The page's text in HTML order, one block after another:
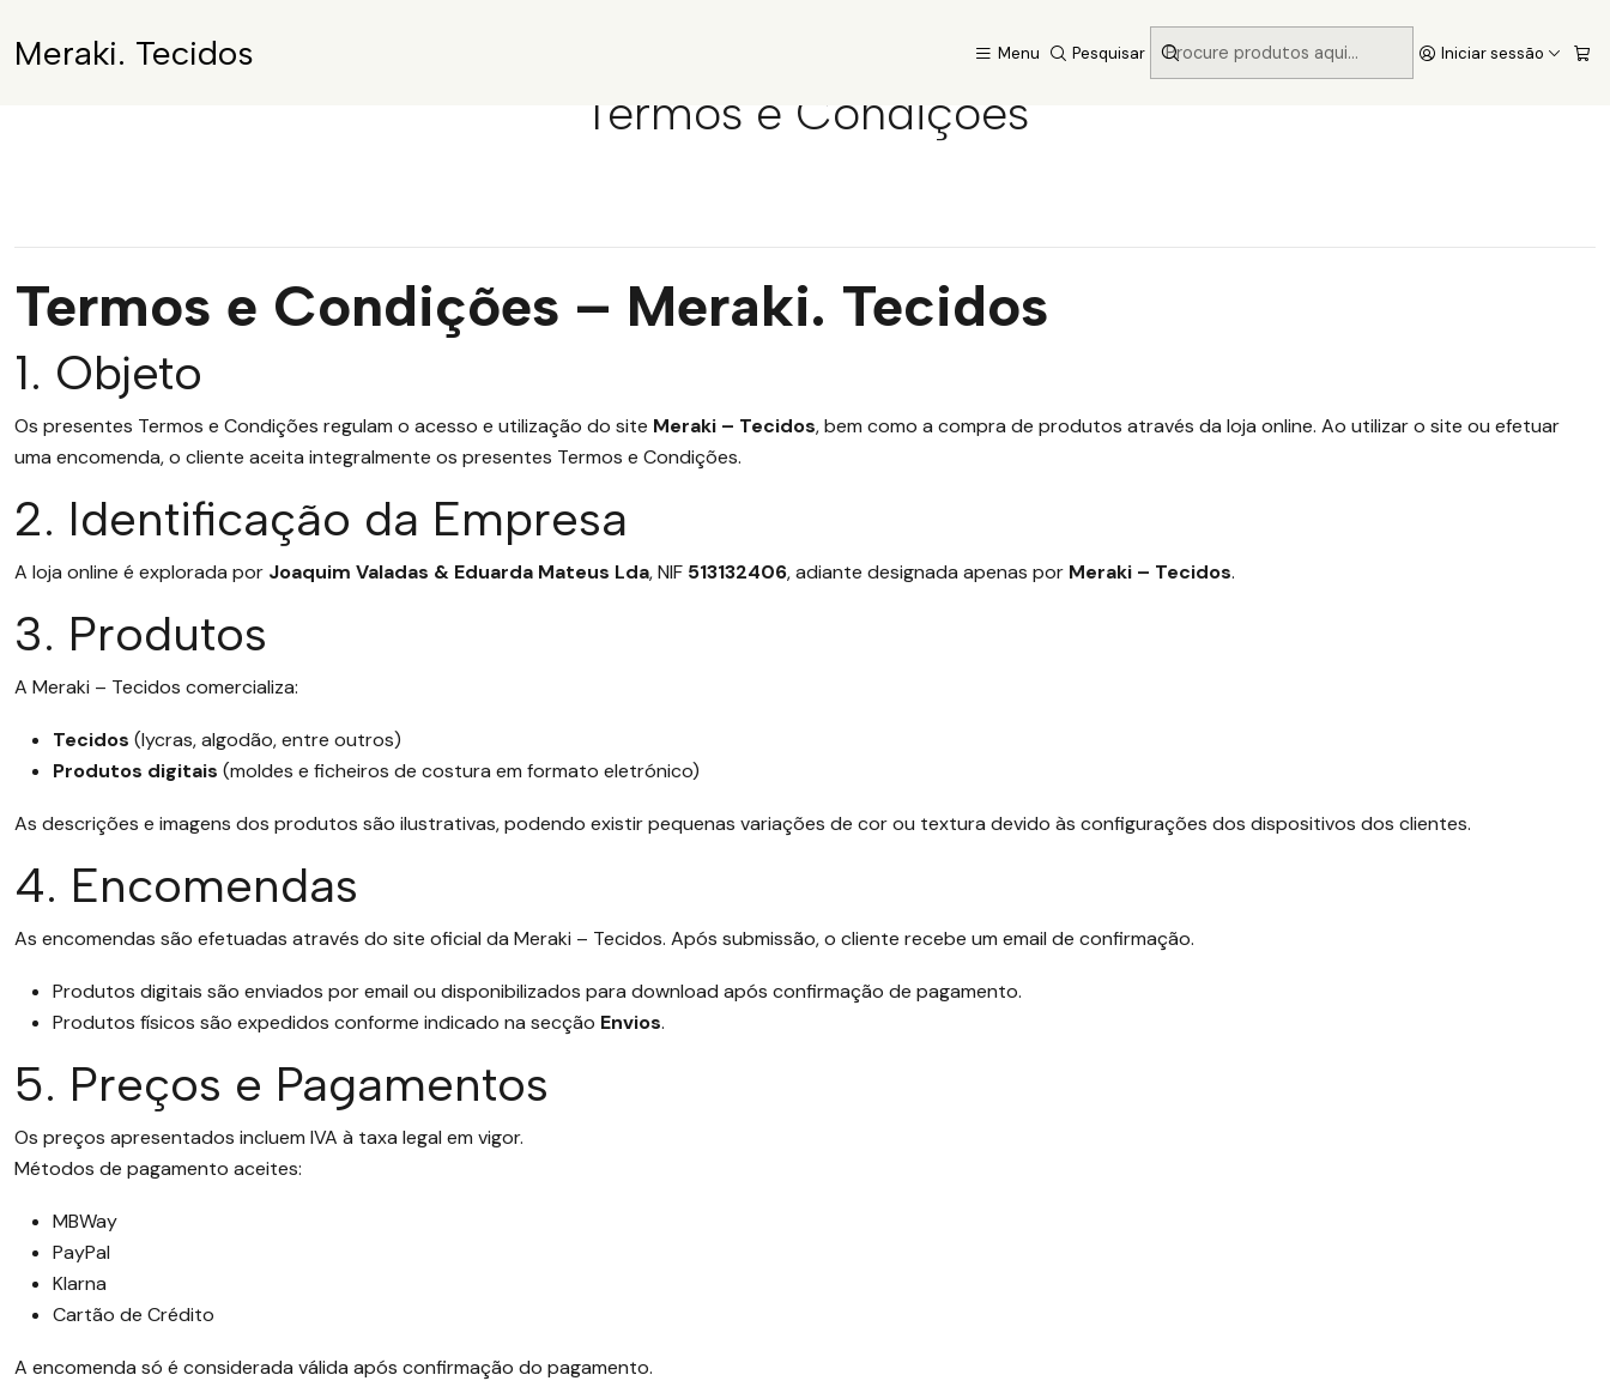
Meraki. Tecidos Menu Pesquisar Iniciar sessão
Termos e Condições
Termos e Condições – Meraki. Tecidos
1. Objeto
Os presentes Termos e Condições regulam o acesso e utilização do site Meraki – Tecidos, bem como a compra de produtos através da loja online. Ao utilizar o site ou efetuar
uma encomenda, o cliente aceita integralmente os presentes Termos e Condições.
2. Identificação da Empresa
A loja online é explorada por Joaquim Valadas & Eduarda Mateus Lda, NIF 513132406, adiante designada apenas por Meraki – Tecidos.
3. Produtos
A Meraki – Tecidos comercializa:
Tecidos (lycras, algodão, entre outros)
Produtos digitais (moldes e ficheiros de costura em formato eletrónico)
As descrições e imagens dos produtos são ilustrativas, podendo existir pequenas variações de cor ou textura devido às configurações dos dispositivos dos clientes.
4. Encomendas
As encomendas são efetuadas através do site oficial da Meraki – Tecidos. Após submissão, o cliente recebe um email de confirmação.
Produtos digitais são enviados por email ou disponibilizados para download após confirmação de pagamento.
Produtos físicos são expedidos conforme indicado na secção Envios.
5. Preços e Pagamentos
Os preços apresentados incluem IVA à taxa legal em vigor.
Métodos de pagamento aceites:
MBWay
PayPal
Klarna
Cartão de Crédito
A encomenda só é considerada válida após confirmação do pagamento.